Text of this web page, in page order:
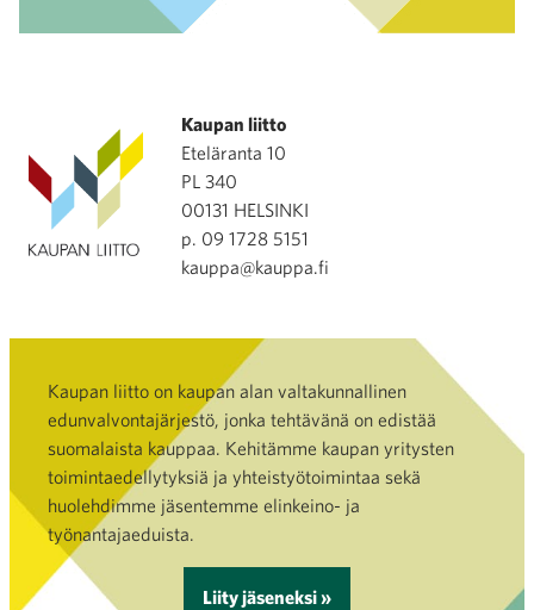
Kaupan liitto
Eteläranta 10
PL 340
00131 HELSINKI
p. 09 1728 5151
kauppa@kauppa.fi
Kaupan liitto on kaupan alan valtakunnallinen
edunvalvontajärjestö, jonka tehtävänä on edistää
suomalaista kauppaa. Kehitämme kaupan yritysten
toimintaedellytyksiä ja yhteistyötoimintaa sekä
huolehdimme jäsentemme elinkeino- ja
työnantajaeduista.
Liity jäseneksi »